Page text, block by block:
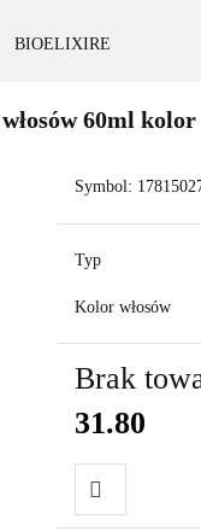
BIOELIXIRE
60ml kolor
Symbol:
Typ
Kolor włosów
Brak
31.80